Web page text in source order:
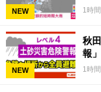
NEW 1時
NEW
秋
報」
1時